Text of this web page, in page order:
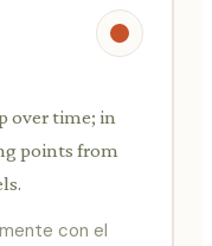
over time; in
points from
con el